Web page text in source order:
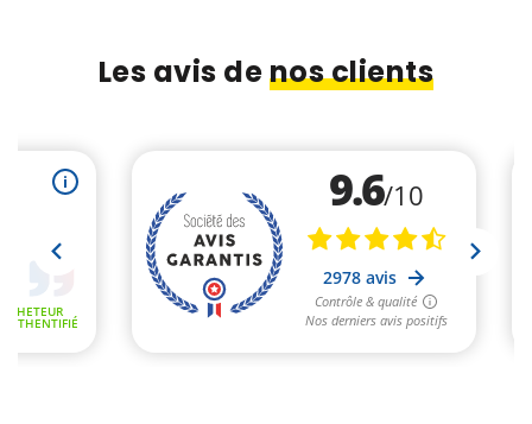
Les avis denos clients